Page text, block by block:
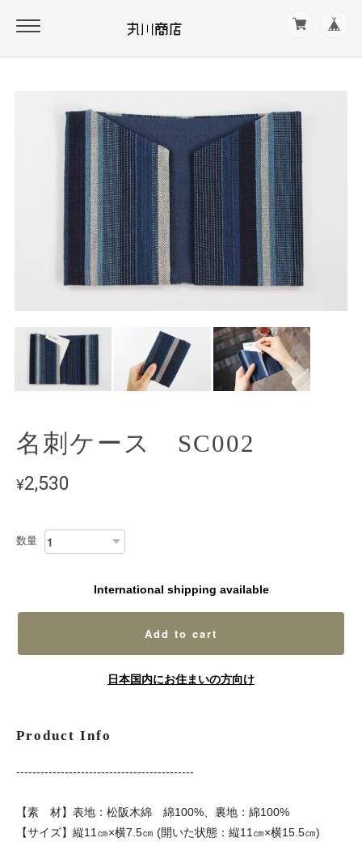
名刺ケース SC002
¥2,530
数量
International shipping available
Add to cart
日本国内にお住まいの方向け
Product Info
--------------------------------------------
【素 材】表地：松阪木綿 綿100%、裏地：綿100%
【サイズ】縦11㎝×横7.5㎝ (開いた状態：縦11㎝×横15.5㎝)